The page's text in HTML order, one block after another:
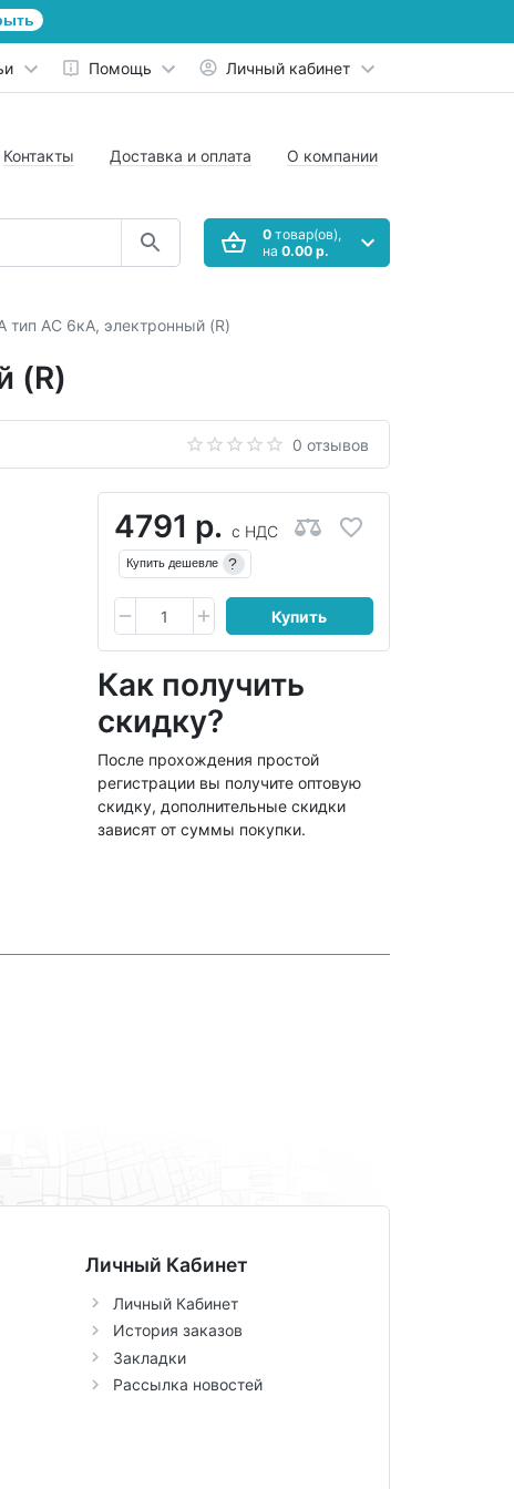
Помощь Личный кабинет
Контакты Доставка и оплата О компании
0товар(ов),
на 0.00 р.
AС 6кА, электронный (R)
(R)
0 отзывов
4791 р. с НДС
Купить дешевле ?
Купить
Как получить
скидку?
После прохождения простой
регистрации вы получите оптовую
скидку, дополнительные скидки
зависят от суммы покупки.
Личный Кабинет
Личный Кабинет
История заказов
Закладки
Рассылка новостей